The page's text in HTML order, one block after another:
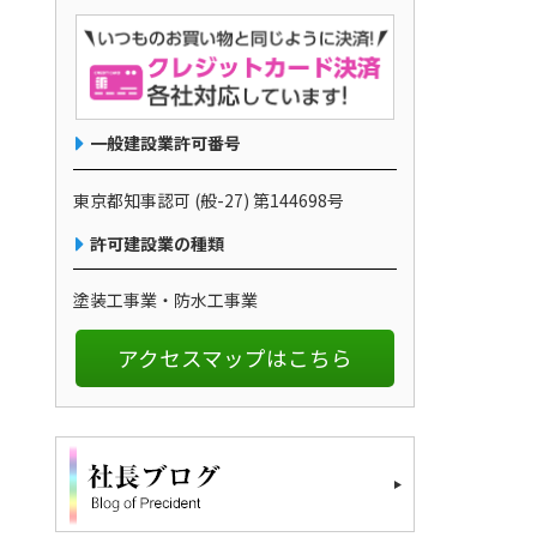
一般建設業許可番号
東京都知事認可 (般-27) 第144698号
許可建設業の種類
塗装工事業・防水工事業
アクセスマップはこちら